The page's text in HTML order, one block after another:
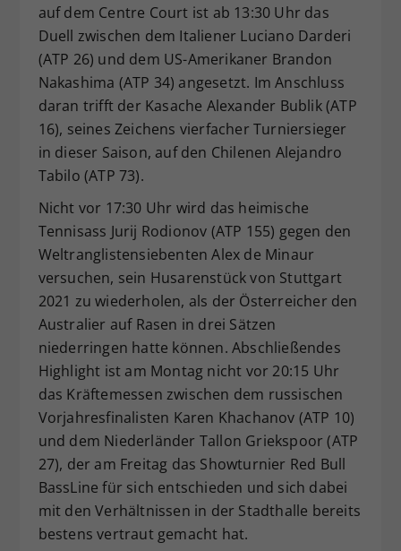
auf dem Centre Court ist ab 13:30 Uhr das
Duell zwischen dem Italiener Luciano Darderi
(ATP 26) und dem US-Amerikaner Brandon
Nakashima (ATP 34) angesetzt. Im Anschluss
daran trifft der Kasache Alexander Bublik (ATP
16), seines Zeichens vierfacher Turniersieger
in dieser Saison, auf den Chilenen Alejandro
Tabilo (ATP 73).
Nicht vor 17:30 Uhr wird das heimische
Tennisass Jurij Rodionov (ATP 155) gegen den
Weltranglistensiebenten Alex de Minaur
versuchen, sein Husarenstück von Stuttgart
2021 zu wiederholen, als der Österreicher den
Australier auf Rasen in drei Sätzen
niederringen hatte können. Abschließendes
Highlight ist am Montag nicht vor 20:15 Uhr
das Kräftemessen zwischen dem russischen
Vorjahresfinalisten Karen Khachanov (ATP 10)
und dem Niederländer Tallon Griekspoor (ATP
27), der am Freitag das Showturnier Red Bull
BassLine für sich entschieden und sich dabei
mit den Verhältnissen in der Stadthalle bereits
bestens vertraut gemacht hat.